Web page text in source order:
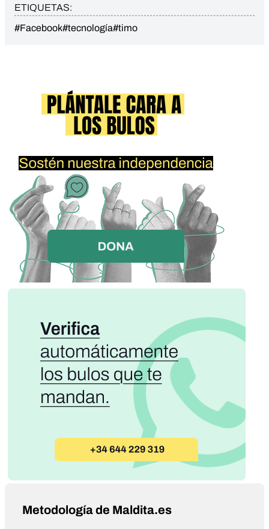
ETIQUETAS:
#Facebook#tecnología#timo
Metodología de Maldita.es